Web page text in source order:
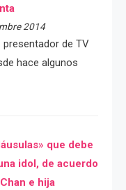
2014
presentador de TV
hace algunos
que debe
idol, de acuerdo
e hija